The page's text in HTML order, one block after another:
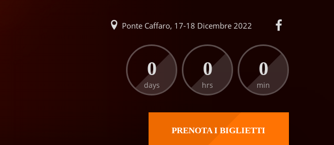
Ponte Caffaro, 17-18 Dicembre 2022
0
days
0
hrs
0
min
PRENOTA I BIGLIETTI